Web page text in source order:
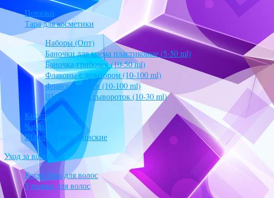
Повязки
Тара для косметики
Наборы (Опт)
Баночки для крема пластиковые (5-50 ml)
Баночка-грибочек (10-50 ml)
Флаконы с дозатором (10-100 ml)
Флаконы-спреи (10-100 ml)
Шприцы для сывороток (10-30 ml)
Кисточки
Чаши и шпатели
Шапочки медицинские
Уход за волосами
Косметика для волос
Утюжки для волос